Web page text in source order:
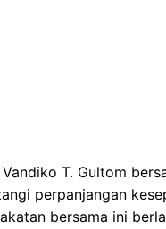
T. Gultom
perpanjangan
bersama ini